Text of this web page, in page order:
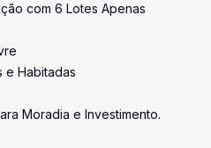
com 6 Lotes Apenas
e Habitadas
Moradia e Investimento.